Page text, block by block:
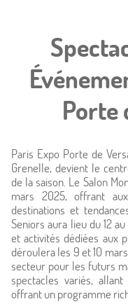
Porte
Paris Expo Porte de
Grenelle, devient le
de la saison. Le Salon
mars 2025, offrant
destinations et
Seniors aura lieu du 12
et activités dédiées aux
déroulera les 9 et 10
secteur pour les futurs
spectacles variés,
offrant un programme